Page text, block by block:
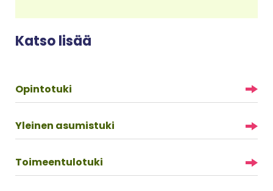
Katso lisää
Opintotuki
Yleinen asumistuki
Toimeentulotuki